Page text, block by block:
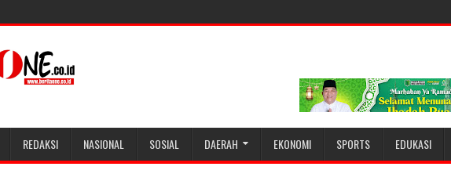
REDAKSI NASIONAL SOSIAL DAERAH EKONOMI SPORTS EDUKASI